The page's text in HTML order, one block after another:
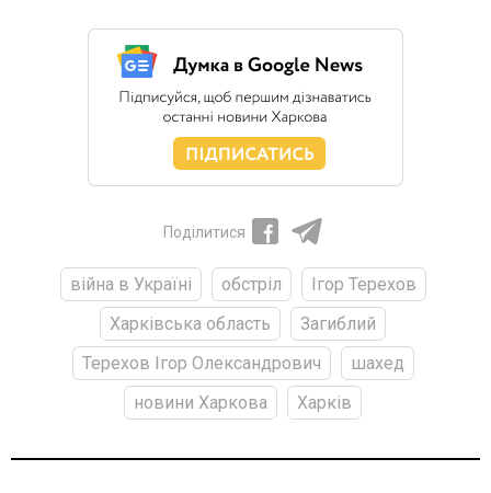
Поділитися
війна в Україні обстріл
Ігор Терехов
Харківська область
Загиблий
Терехов Ігор Олександрович
шахед
новини Харкова
Харків